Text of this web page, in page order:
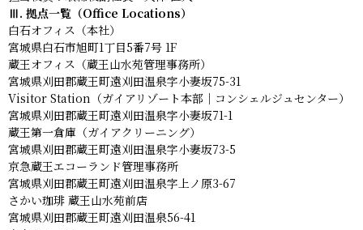
Ⅲ. 拠点一覧（Office Locations）
白石オフィス（本社）
宮城県白石市旭町1丁目5番7号 1F
蔵王オフィス（蔵王山水苑管理事務所）
宮城県刈田郡蔵王町遠刈田温泉字小妻坂75-31
Visitor Station（ガイアリゾート本部｜コンシェルジュセンター）
宮城県刈田郡蔵王町遠刈田温泉字小妻坂71-1
蔵王第一倉庫（ガイアクリーニング）
宮城県刈田郡蔵王町遠刈田温泉字小妻坂73-5
京急蔵王エコーランド管理事務所
宮城県刈田郡蔵王町遠刈田温泉字上ノ原3-67
さかい珈琲 蔵王山水苑前店
宮城県刈田郡蔵王町遠刈田温泉56-41